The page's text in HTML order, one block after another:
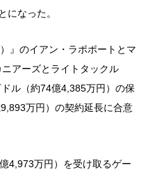
になった。
』のイアン・ラポポートとマ
アーズとライトタックル
ル（約74億4,385万円）の保
万円）の契約延長に合意
4,973万円）を受け取るゲー